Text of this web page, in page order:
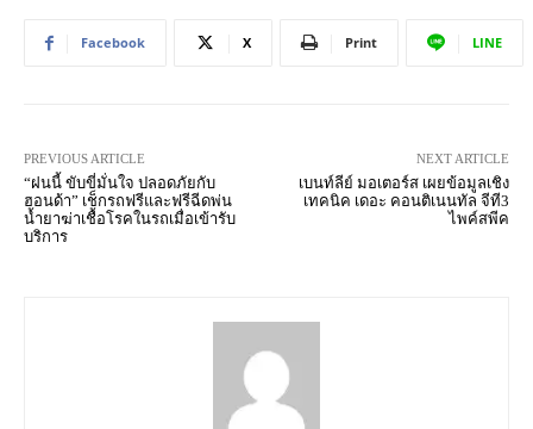
Facebook X Print LINE
PREVIOUS ARTICLE
“ฝนนี้ ขับขี่มั่นใจ ปลอดภัยกับ
ฮอนด้า” เช็กรถฟรีและฟรีฉีดพ่น
น้ำยาฆ่าเชื้อโรคในรถเมื่อเข้ารับ
บริการ
NEXT ARTICLE
เบนท์ลีย์ มอเตอร์ส เผยข้อมูลเชิง
เทคนิค เดอะ คอนติเนนทัล จีที3
ไพค์สพีค